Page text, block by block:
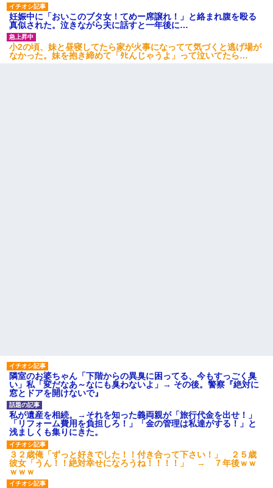
妊娠中に「おいこのブタ女！てめー席譲れ！」と絡まれ腹を殴る
真似された。泣きながら夫に話すと一年後に…
小2の頃、妹と昼寝してたら家が火事になってて気づくと逃げ場が
なかった。妹を抱き締めて「ﾀﾋんじゃうよ」って泣いてたら…
隣室のお婆ちゃん「下階からの異臭に困ってる、今もすっごく臭
い」私「変だなあ～なにも臭わないよ」→ その後。警察『絶対に
窓とドアを開けないで』
私が遺産を相続。→それを知った義両親が「旅行代金を出せ！」
「リフォーム費用を負担しろ！」「金の管理は私達がする！」と
浅ましくも集りにきた。
３２歳俺「ずっと好きでした！！付き合って下さい！」 ２５歳
彼女「うん！！絶対幸せになろうね！！！！」 → ７年後ｗｗ
ｗｗｗ